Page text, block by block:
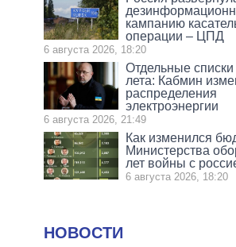
кампанию
операции – ЦПД
6 августа 2026, 18:20
Отдельные
лета: Кабмин
распределения
электроэнергии
6 августа 2026, 21:49
Как изменился
Министерства
лет войны с
6 августа 2026, 18:20
НОВОСТИ